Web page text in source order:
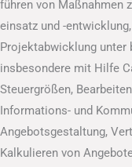
führen von Maßnahmen
einsatz und -
Projektabwicklung
insbesondere mit Hilfe
Steuergrößen,
Informations- und
Angebotsgestaltung,
Kalkulieren von